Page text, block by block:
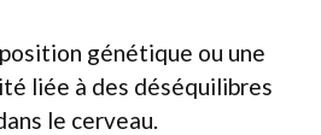
génétique ou une
liée à des déséquilibres
le cerveau.